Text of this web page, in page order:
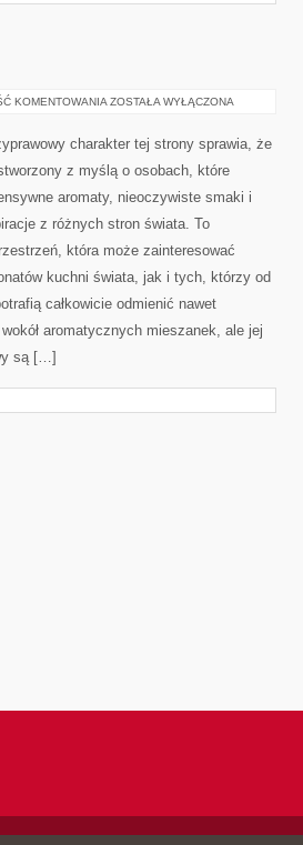
KOMENTOWANIA ZAPACHOWE
ZOSTAŁA WYŁĄCZONA
charakter tej strony sprawia, że
z myślą o osobach, które
aromaty, nieoczywiste smaki i
z różnych stron świata. To
która może zainteresować
kuchni świata, jak i tych, którzy od
całkowicie odmienić nawet
aromatycznych mieszanek, ale jej
są […]